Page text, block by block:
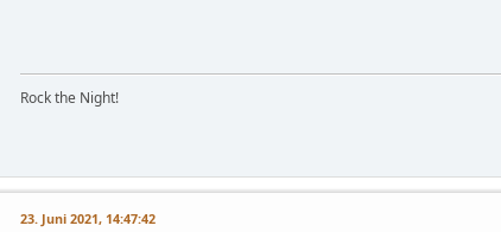
Rock the Night!
23. Juni 2021, 14:47:42